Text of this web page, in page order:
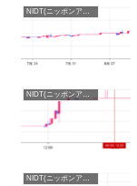
NIDT(ニッポンアイドルトークン)まとめ
NIDT(ニッポンアイドルトークン)まとめ